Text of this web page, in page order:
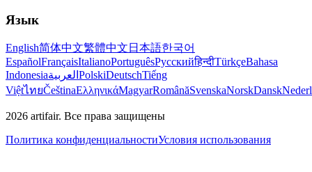
Язык
English简体中文繁體中文 日本語한국어
EspañolFrançaisItalianoPortuguêsРусскийहिन्दीTürkçeBahasa
Indonesiaالعربية PolskiDeutschTiếng
ViệtไทยČeštinaΕλληνικάMagyarRomânăSvenskaNorskDansk
2026 artifair. Все права защищены
Политика конфиденциальностиУсловия использования